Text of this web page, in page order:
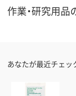
作業・研究用品
あなたが最近チェッ